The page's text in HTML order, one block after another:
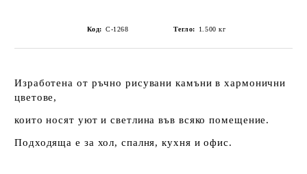
Код: С-1268 Тегло: 1.500 кг
Изработена от ръчно рисувани камъни в хармонични
цветове,
които носят уют и светлина във всяко помещение.
Подходяща е за хол, спалня, кухня и офис.